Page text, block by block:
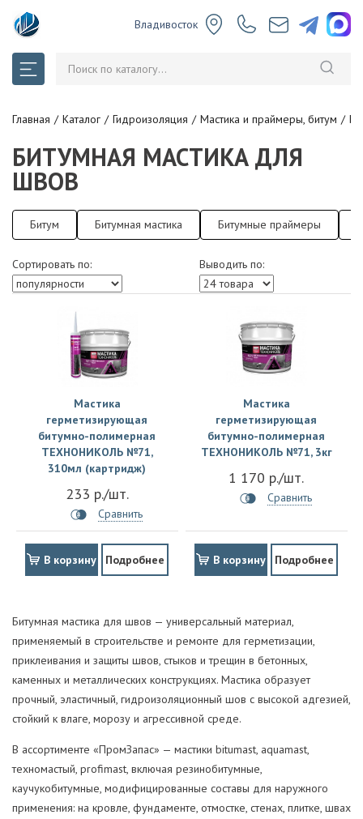
Владивосток
Главная Каталог Гидроизоляция Мастика и праймеры, битум
БИТУМНАЯ МАСТИКА ДЛЯ
ШВОВ
Битум Битумная мастика Битумные праймеры
Сортировать по: Выводить по:
Мастика
герметизирующая
битумно-полимерная
ТЕХНОНИКОЛЬ №71,
310мл (картридж)
233 р./шт.
Сравнить
В корзину Подробнее
Мастика
герметизирующая
битумно-полимерная
ТЕХНОНИКОЛЬ №71, 3кг
1 170 р./шт.
Сравнить
В корзину Подробнее
Битумная мастика для швов — универсальный материал,
применяемый в строительстве и ремонте для герметизации,
приклеивания и защиты швов, стыков и трещин в бетонных,
каменных и металлических конструкциях. Мастика образует
прочный, эластичный, гидроизоляционный шов с высокой адгезией,
стойкий к влаге, морозу и агрессивной среде.
В ассортименте «ПромЗапас» — мастики bitumast, aquamast,
техномастый, profimast, включая резинобитумные,
каучукобитумные, модифицированные составы для наружного
применения: на кровле, фундаменте, отмостке, стенах, плитке, швах